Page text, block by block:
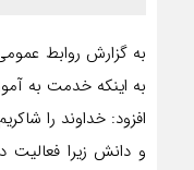
به اینکه خدمت به
افزود: خداوند را
و دانش زیرا